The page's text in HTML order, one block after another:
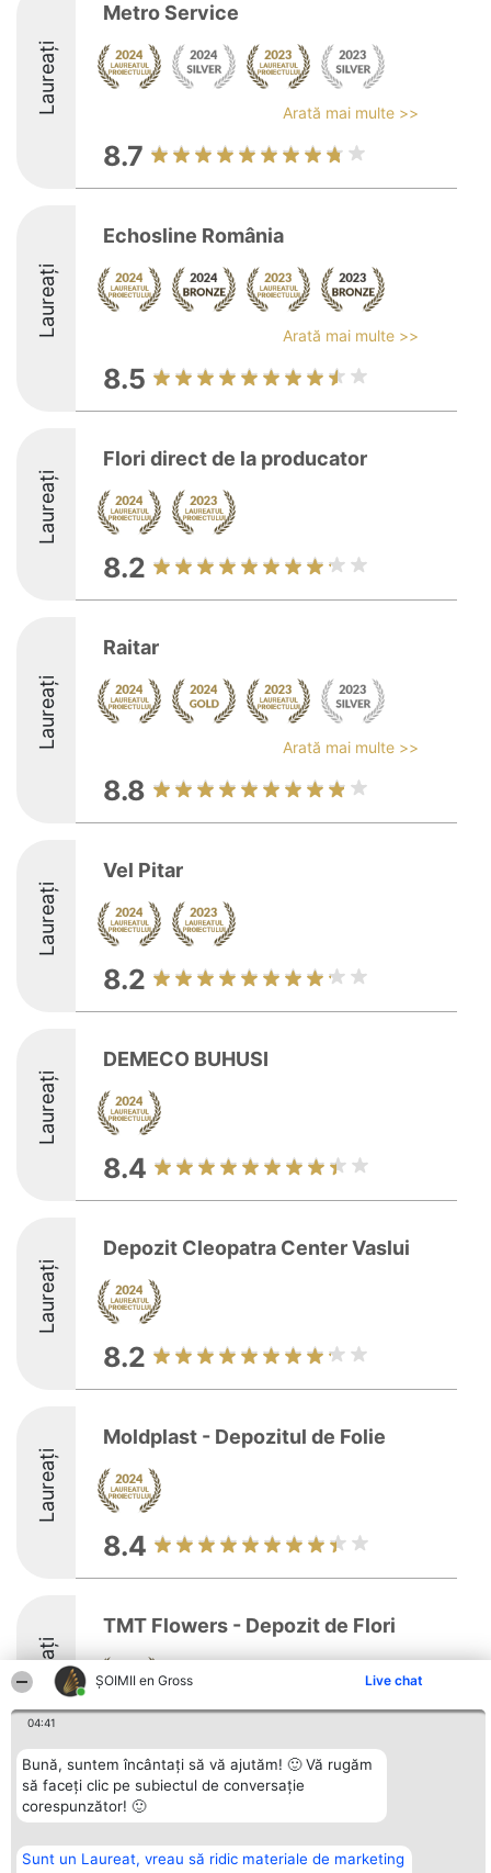
ȘOIMII en Gross Live chat
04:41
Bună, suntem încântați să vă ajutăm! 🙂 Vă rugăm
să faceți clic pe subiectul de conversație
corespunzător! 🙂
Sunt un Laureat, vreau să ridic materiale de marketing
Laureați
Metro Service
Arată mai multe >>
8.7
Laureați
Echosline România
Arată mai multe >>
8.5
Laureați
Flori direct de la producator
8.2
Laureați
Raitar
Arată mai multe >>
8.8
Laureați
Vel Pitar
8.2
Laureați
DEMECO BUHUSI
8.4
Laureați
Depozit Cleopatra Center Vaslui
8.2
Laureați
Moldplast - Depozitul de Folie
8.4
Laureați
TMT Flowers - Depozit de Flori
Organizator Ranking
BRIGHT SOLUTIONS BR SRL
Aleea Timisul De Sus 2 Bl. A30
Sc. A Et. 4 Ap. 13 Cod 061952
Câștigătorii
Lista Tuturor
Laureaților
Contact